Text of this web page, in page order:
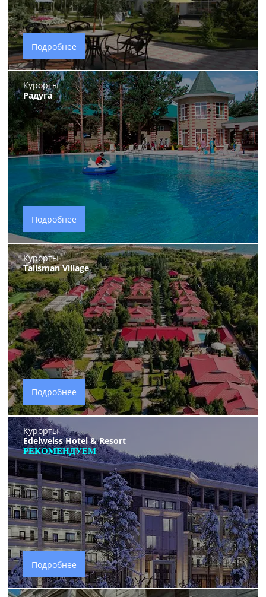
Подробнее
Курорты
Радуга
Подробнее
Курорты
Talisman Village
Подробнее
Курорты
Edelweiss Hotel & Resort
РЕКОМЕНДУЕМ
Подробнее